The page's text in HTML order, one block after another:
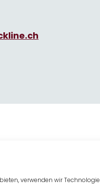
verwenden wir